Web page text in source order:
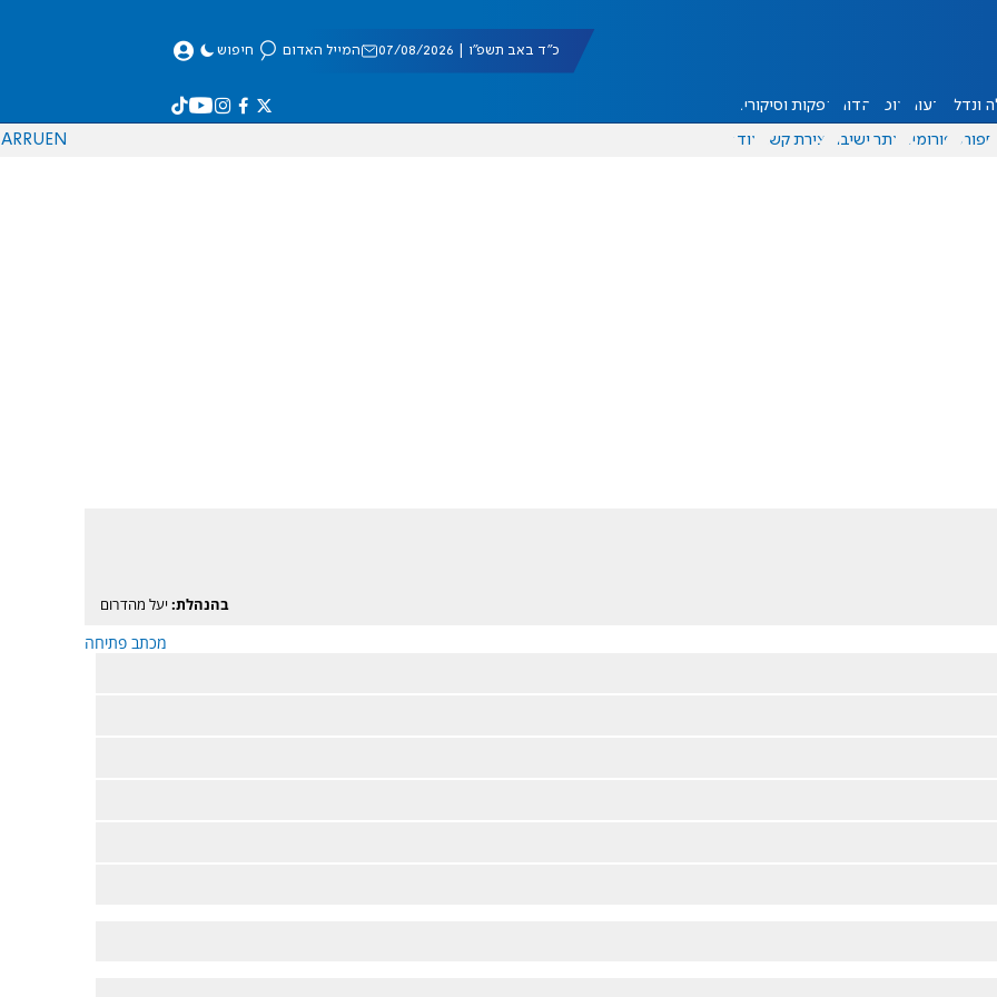
כ"ד באב תשפ"ו | 07/08/2026 המייל האדום חיפוש
ונדל"ן דעות אוכל יהדות הפקות וסיקורים
ספורט פורומים אתר ישיבה יצירת קשר עוד EN
RU
AR
בהנהלת: יעל מהדרום
מכתב פתיחה